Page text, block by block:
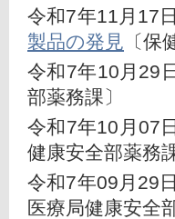
令和7年11月17
製品の発見 〔
令和7年10月29
部薬務課〕
令和7年10月07
健康安全部薬務課
令和7年09月29
医療局健康安全